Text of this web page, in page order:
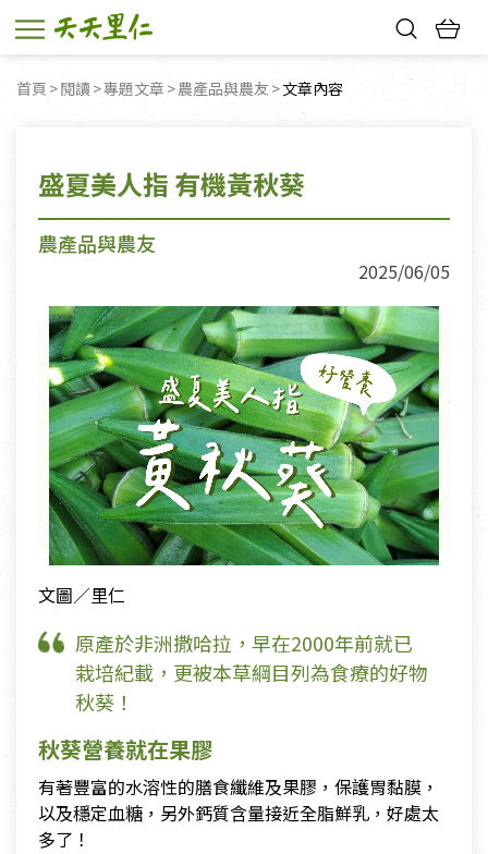
首頁 閱讀 專題文章 農產品與農友 目前頁面：
文章內容
盛夏美人指 有機黃秋葵
農產品與農友
2025/06/05
文圖／里仁
原產於非洲撒哈拉，早在2000年前就已
栽培紀載，更被本草綱目列為食療的好物
秋葵！
秋葵營養就在果膠
有著豐富的水溶性的膳食纖維及果膠，保護胃黏膜，
以及穩定血糖，另外鈣質含量接近全脂鮮乳，好處太
多了！